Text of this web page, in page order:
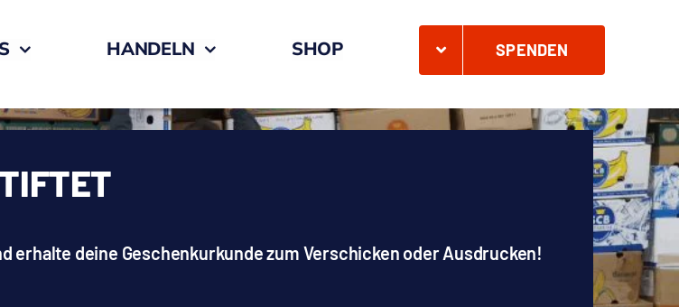
HANDELN SHOP SPENDEN
erhalte deine Geschenkurkunde zum Verschicken oder Ausdrucken!